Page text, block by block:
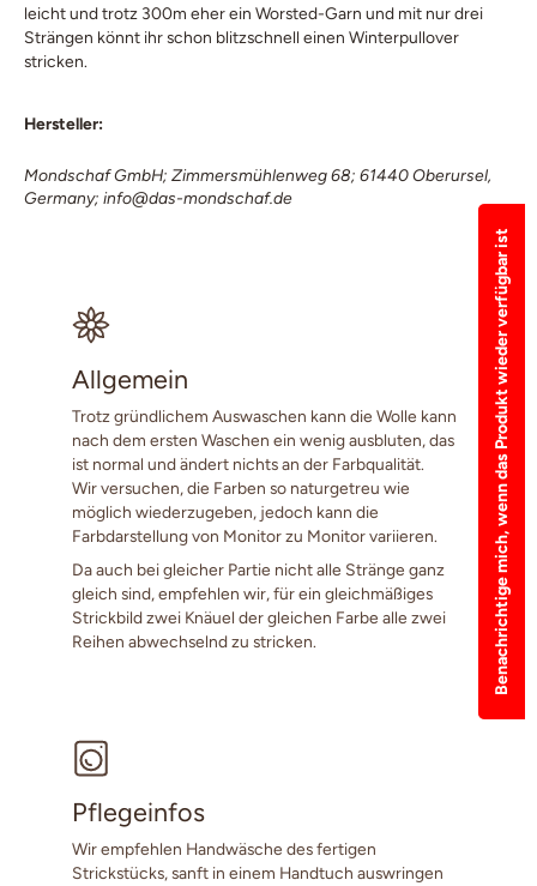
leicht und trotz 300m eher ein Worsted-Garn und mit nur drei
Strängen könnt ihr schon blitzschnell einen Winterpullover
stricken.
Hersteller:
Mondschaf GmbH; Zimmersmühlenweg 68; 61440 Oberursel,
Germany; info@das-mondschaf.de
Allgemein
Trotz gründlichem Auswaschen kann die Wolle kann
nach dem ersten Waschen ein wenig ausbluten, das
ist normal und ändert nichts an der Farbqualität.
Wir versuchen, die Farben so naturgetreu wie
möglich wiederzugeben, jedoch kann die
Farbdarstellung von Monitor zu Monitor variieren.
Da auch bei gleicher Partie nicht alle Stränge ganz
gleich sind, empfehlen wir, für ein gleichmäßiges
Strickbild zwei Knäuel der gleichen Farbe alle zwei
Reihen abwechselnd zu stricken.
Pflegeinfos
Wir empfehlen Handwäsche des fertigen
Strickstücks, sanft in einem Handtuch auswringen
Benachrichtige mich, wenn das Produkt wieder verfügbar ist